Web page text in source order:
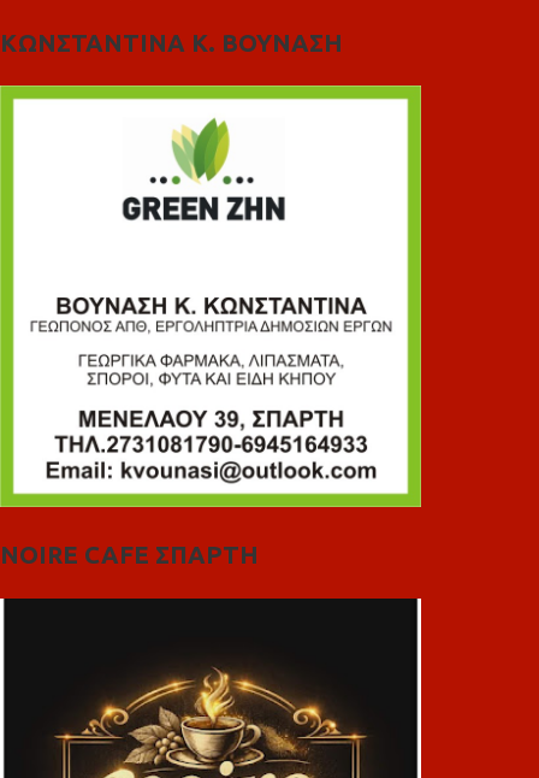
ΚΩΝΣΤΑΝΤΙΝΑ Κ. ΒΟΥΝΑΣΗ
NOIRE CAFE ΣΠΑΡΤΗ